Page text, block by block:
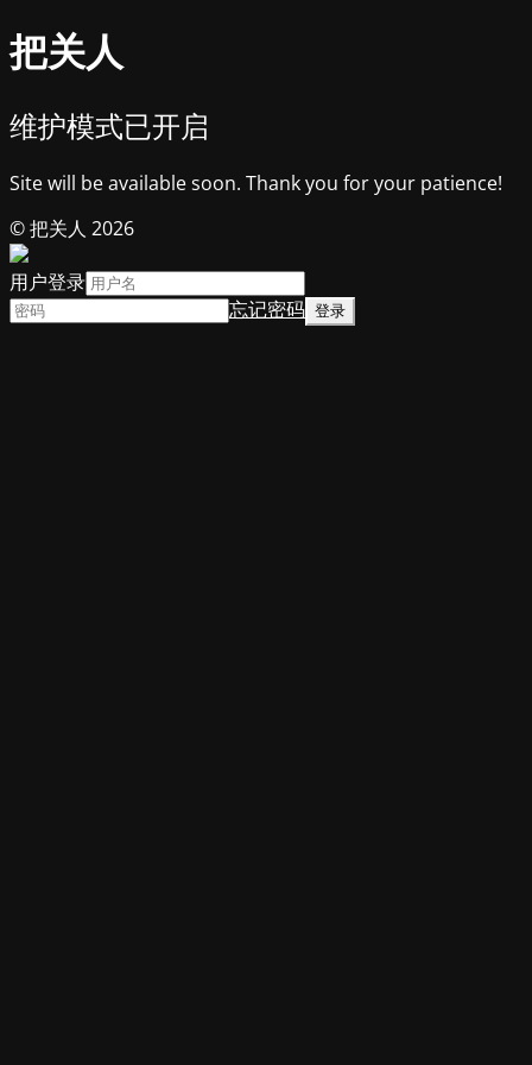
把关人
维护模式已开启
Site will be available soon. Thank you for your patience!
© 把关人 2026
用户登录
忘记密码